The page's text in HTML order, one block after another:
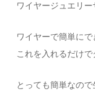
ワイヤージュエリー
ワイヤーで簡単にで
これを入れるだけ
とっても簡単なの